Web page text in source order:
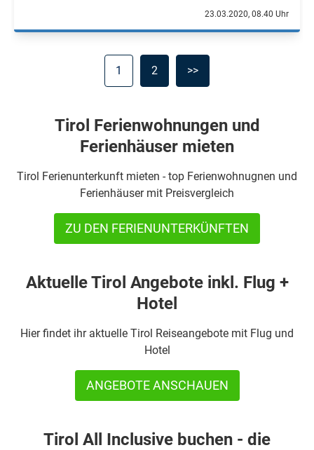
23.03.2020, 08.40 Uhr
1 2 >>
Tirol Ferienwohnungen und
Ferienhäuser mieten
Tirol Ferienunterkunft mieten - top Ferienwohnugnen und
Ferienhäuser mit Preisvergleich
ZU DEN FERIENUNTERKÜNFTEN
Aktuelle Tirol Angebote inkl. Flug +
Hotel
Hier findet ihr aktuelle Tirol Reiseangebote mit Flug und
Hotel
ANGEBOTE ANSCHAUEN
Tirol All Inclusive buchen - die